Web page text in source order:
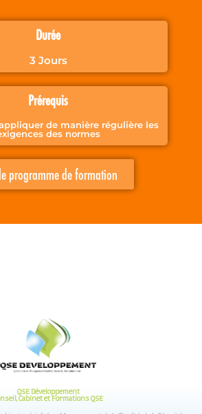
Durée
3 Jours
Prérequis
de manière régulière les
des normes
programme de formation
QSE Développement
Cabinet et Formations QSE